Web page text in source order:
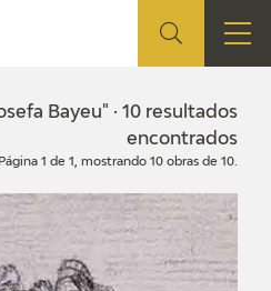
Bayeu" · 10 resultados
encontrados
Página 1 de 1, mostrando 10 obras de 10.